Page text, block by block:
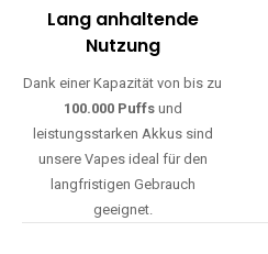
Lang anhaltende
Nutzung
Dank einer Kapazität von bis zu
100.000 Puffsund
leistungsstarken Akkus sind
unsere Vapes ideal für den
langfristigen Gebrauch
geeignet.